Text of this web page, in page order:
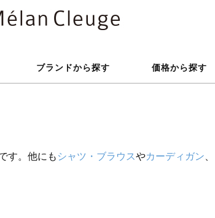
ブランドから探す 価格から探す
す。他にも シャツ・ブラウスやカーディガン